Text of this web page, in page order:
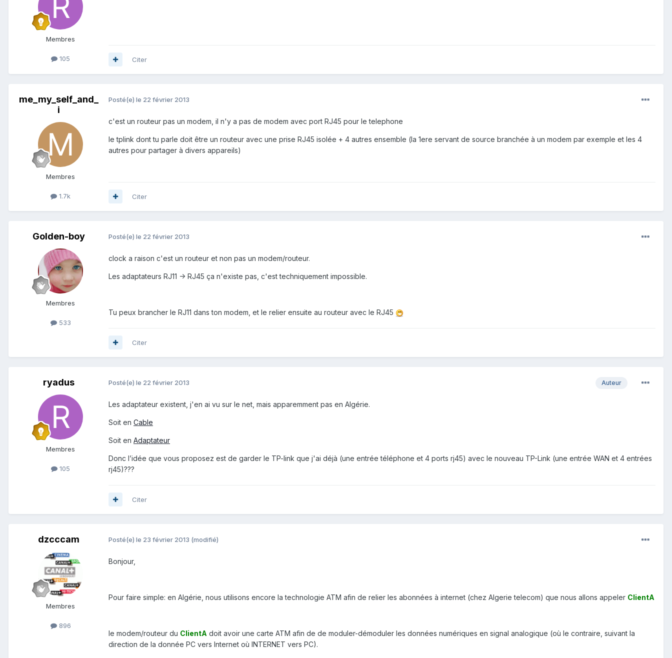
Membres
105 Citer
me_my_self_and_
i
Membres
1.7k
Posté(e) le 22 février 2013
c'est un routeur pas un modem, il n'y a pas de modem avec port RJ45 pour le telephone
le tplink dont tu parle doit être un routeur avec une prise RJ45 isolée + 4 autres ensemble (la 1ere servant de source branchée à un modem par exemple et les 4
autres pour partager à divers appareils)
Citer
Golden-boy
Membres
533
Posté(e) le 22 février 2013
clock a raison c'est un routeur et non pas un modem/routeur.
Les adaptateurs RJ11 -> RJ45 ça n'existe pas, c'est techniquement impossible.
Tu peux brancher le RJ11 dans ton modem, et le relier ensuite au routeur avec le RJ45
Citer
ryadus
Membres
105
Auteur
Posté(e) le 22 février 2013
Les adaptateur existent, j'en ai vu sur le net, mais apparemment pas en Algérie.
Soit en Cable
Soit en Adaptateur
Donc l’idée que vous proposez est de garder le TP-link que j'ai déjà (une entrée téléphone et 4 ports rj45) avec le nouveau TP-Link (une entrée WAN et 4 entrées
rj45)???
Citer
dzcccam
Membres
896
Posté(e) le 23 février 2013 (modifié)
Bonjour,
Pour faire simple: en Algérie, nous utilisons encore la technologie ATM afin de relier les abonnées à internet (chez Algerie telecom) que nous allons appeler ClientA
le modem/routeur du ClientA doit avoir une carte ATM afin de de moduler-démoduler les données numériques en signal analogique (où le contraire, suivant la
direction de la donnée PC vers Internet où INTERNET vers PC).